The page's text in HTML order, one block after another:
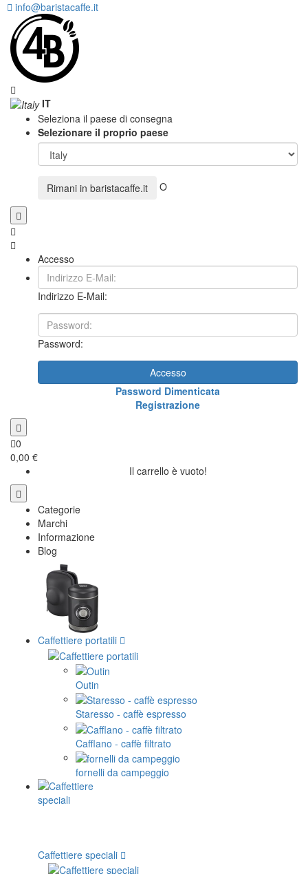
info@baristacaffe.it
IT
Seleziona il paese di consegna
Selezionare il proprio paese
Rimani in baristacaffe.it O
Accesso
Indirizzo E-Mail:
Password:
Accesso
Password Dimenticata
Registrazione
0
0,00 €
Il carrello è vuoto!
Categorie
Marchi
Informazione
Blog
Caffettiere portatili
Outin
Staresso - caffè espresso
Cafflano - caffè filtrato
fornelli da campeggio
Caffettiere speciali